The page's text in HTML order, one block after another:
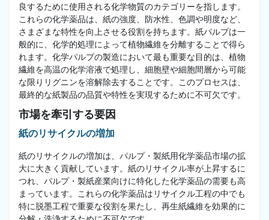
良するために使用される化学物質のカテゴリーを指します。
これらの化学薬品は、紙の強度、防水性、色調や明度など、
さまざまな特性を向上させる役割を持ちます。紙パルプは一
般的に、化学的処理によって植物繊維を分離することで得ら
れます。化学パルプの製造において最も重要な目的は、植物
繊維を高温の化学溶液で処理し、細胞壁や細胞間層から可能
な限りリグニンを溶解除去することです。このプロセスは、
最終的な紙製品の品質や特性を実現するために不可欠です。
市場を牽引する要因
紙のリサイクルの増加
紙のリサイクルの増加は、パルプ・製紙用化学薬品市場の拡
大に大きく貢献しています。紙のリサイクル率が上昇するに
つれ、パルプ・製紙産業向けに特化した化学薬品の需要も高
まっています。これらの化学薬品はリサイクル工程の中でも
特に脱墨工程で重要な役割を果たし、再生紙繊維を効果的に